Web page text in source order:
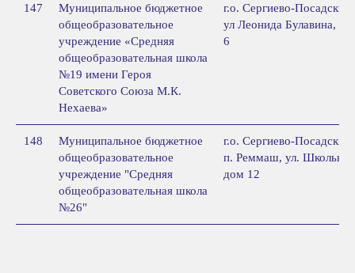
147
Муниципальное бюджетное
общеобразовательное
учреждение «Средняя
общеобразовательная школа
№19 имени Героя
Советского Союза М.К.
Нехаева»
г.о. Сергиево-Посадский,
ул Леонида Булавина, д.
6
148
Муниципальное бюджетное
общеобразовательное
учреждение "Средняя
общеобразовательная школа
№26"
г.о. Сергиево-Посадский,
п. Реммаш, ул. Школьная
дом 12